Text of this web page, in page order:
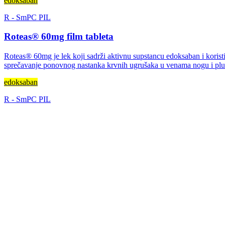
R - SmPC PIL
Roteas® 60mg film tableta
Roteas® 60mg je lek koji sadrži aktivnu supstancu edoksaban i
sprečavanje ponovnog nastanka krvnih ugrušaka u venama nogu i
edoksaban
R - SmPC PIL